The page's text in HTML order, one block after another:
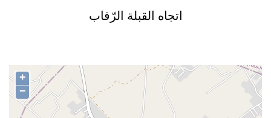
اتجاه القبلة الرّقاب
+
−